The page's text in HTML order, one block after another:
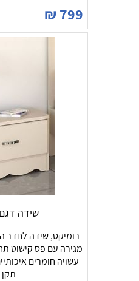
799
₪
שידה
רומיקס, שידה לחדר
מגירה עם פס קישוט
עשויה חומרים